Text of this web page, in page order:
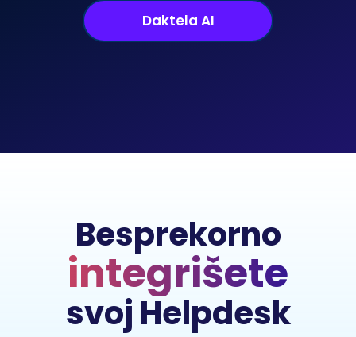
Daktela AI
Besprekorno
integrišete
svoj Helpdesk